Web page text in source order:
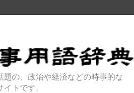
題の、政治や経済などの時事的な
トです。